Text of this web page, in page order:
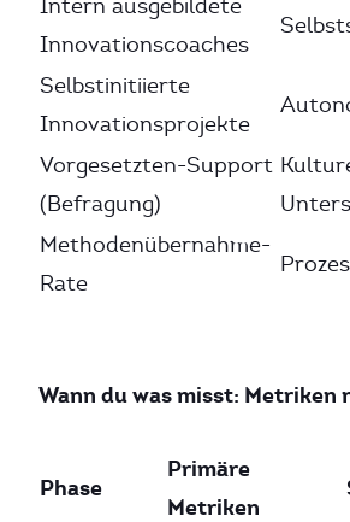
Intern ausgebildete
Innovationscoaches
Selbstinitiierte
Innovationsprojekte
Vorgesetzten-Support
(Befragung)
Methodenübernahme-
Rate
Wann du was misst: Metriken
Phase
Primäre
Metriken